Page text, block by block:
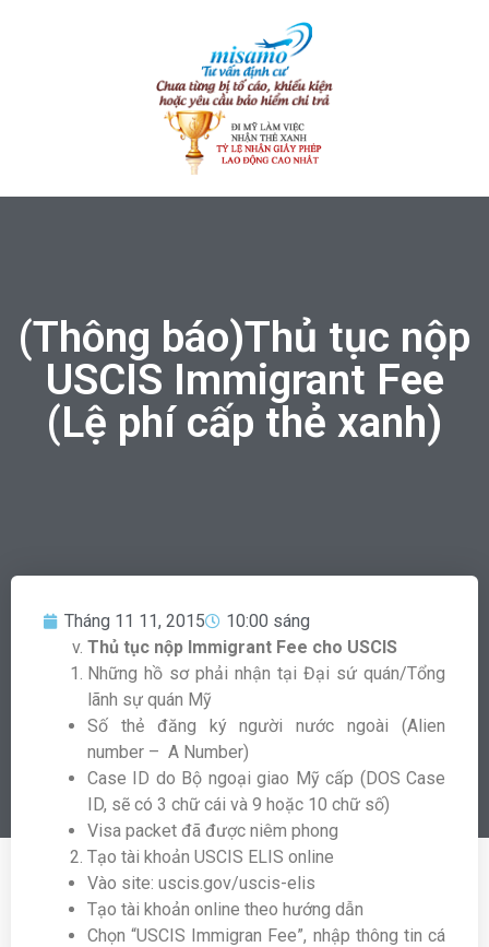
(Thông báo)Thủ tục nộp
USCIS Immigrant Fee
(Lệ phí cấp thẻ xanh)
Tháng 11 11, 2015
10:00 sáng
Thủ tục nộp Immigrant Fee cho USCIS
Những hồ sơ phải nhận tại Đại sứ quán/Tổng
lãnh sự quán Mỹ
Số thẻ đăng ký người nước ngoài (Alien
number – A Number)
Case ID do Bộ ngoại giao Mỹ cấp (DOS Case
ID, sẽ có 3 chữ cái và 9 hoặc 10 chữ số)
Visa packet đã được niêm phong
Tạo tài khoản USCIS ELIS online
Vào site: uscis.gov/uscis-elis
Tạo tài khoản online theo hướng dẫn
Chọn “USCIS Immigran Fee”, nhập thông tin cá